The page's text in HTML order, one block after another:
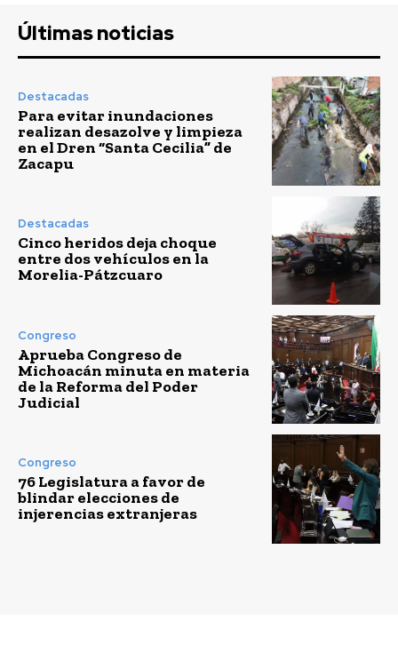
Últimas noticias
Destacadas
Para evitar inundaciones
realizan desazolve y limpieza
en el Dren “Santa Cecilia” de
Zacapu
Destacadas
Cinco heridos deja choque
entre dos vehículos en la
Morelia-Pátzcuaro
Congreso
Aprueba Congreso de
Michoacán minuta en materia
de la Reforma del Poder
Judicial
Congreso
76 Legislatura a favor de
blindar elecciones de
injerencias extranjeras